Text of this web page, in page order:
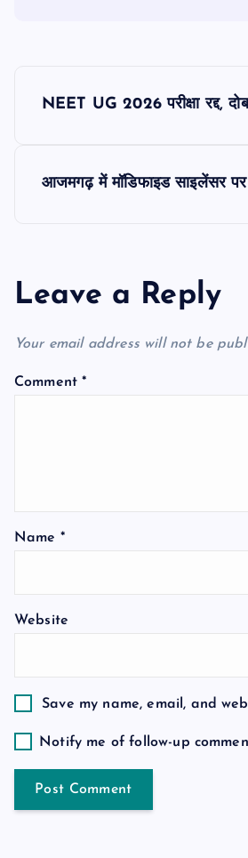
n
a
v
a
i
o
n
NEET UG 2026 परीक्षा रद्द,
आजमगढ़ में मॉडिफाइड साइलेंसर पर
Leave a Reply
Your email address will not be
Comment*
Name *
Website
Save my name, email, and
Notify me of follow-up